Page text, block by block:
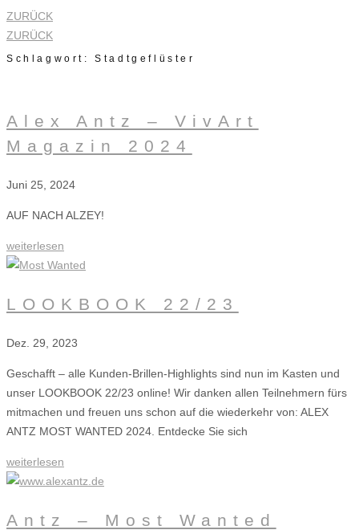
ZURÜCK
ZURÜCK
Schlagwort: Stadtgeflüster
Alex Antz – VivArt
Magazin 2024
Juni 25, 2024
AUF NACH ALZEY!
weiterlesen
LOOKBOOK 22/23
Dez. 29, 2023
Geschafft – alle Kunden-Brillen-Highlights sind nun im Kasten und
unser LOOKBOOK 22/23 online! Wir danken allen Teilnehmern fürs
mitmachen und freuen uns schon auf die wiederkehr von: ALEX
ANTZ MOST WANTED 2024. Entdecke Sie sich
weiterlesen
Antz – Most Wanted